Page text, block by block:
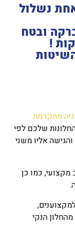
נשלול
ובטח
!
מתקדמת
שלכם לפי
אליו משני
כמו כן
הנקי